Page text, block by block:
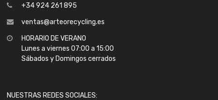
+34 924 261 895
ventas@arteorecycling.es
HORARIO DE VERANO
Lunes a viernes 07:00 a 15:00
Sábados y Domingos cerrados
NUESTRAS REDES SOCIALES: